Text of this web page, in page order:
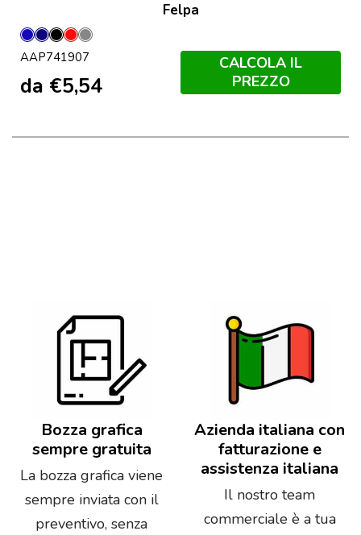
Felpa
BluBlu
Scuro
Nero
RossoGrigio
AAP741907
da €5,54
CALCOLA IL
PREZZO
Bozza grafica
sempre gratuita
La bozza grafica viene
sempre inviata con il
preventivo, senza
Azienda italiana con
fatturazione e
assistenza italiana
Il nostro team
commerciale è a tua